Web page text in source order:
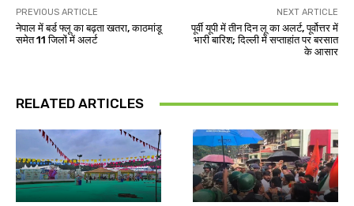
PREVIOUS ARTICLE
नेपाल में बर्ड फ्लू का बढ़ता खतरा, काठमांडू
समेत 11 जिलों में अलर्ट
NEXT ARTICLE
पूर्वी यूपी में तीन दिन लू का अलर्ट, पूर्वोत्तर में
भारी बारिश; दिल्ली में सप्ताहांत पर बरसात
के आसार
RELATED ARTICLES